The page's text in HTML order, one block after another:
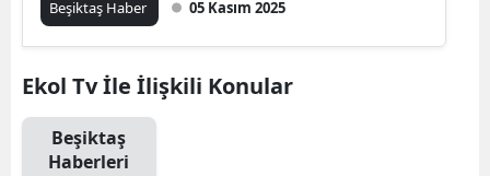
Beşiktaş Haber 05 Kasım 2025
Ekol Tv İle İlişkili Konular
Beşiktaş
Haberleri